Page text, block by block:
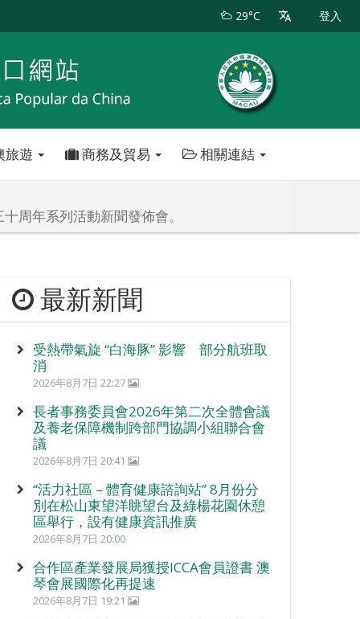
29°C 登入
遊 商務及貿易 相關連結
周年系列活動新聞發佈會。
最新新聞
受熱帶氣旋 “白海豚” 影響 部分航班取
消
2026年8月7日 22:27
長者事務委員會2026年第二次全體會議
及養老保障機制跨部門協調小組聯合會
議
2026年8月7日 20:41
“活力社區 – 體育健康諮詢站” 8月份分
別在松山東望洋眺望台及綠楊花園休憩
區舉行，設有健康資訊推廣
2026年8月7日 20:00
合作區產業發展局獲授ICCA會員證書 澳
琴會展國際化再提速
2026年8月7日 19:21